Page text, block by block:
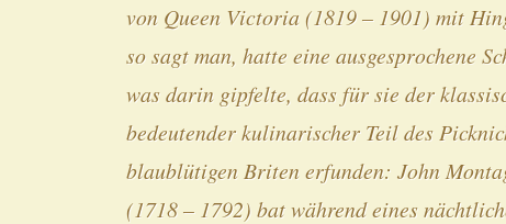
von Queen Victoria (1819 – 1901) mit
so sagt man, hatte eine ausgesprochene
was darin gipfelte, dass für sie der
bedeutender kulinarischer Teil des
blaublütigen Briten erfunden: John
(1718 – 1792) bat während eines